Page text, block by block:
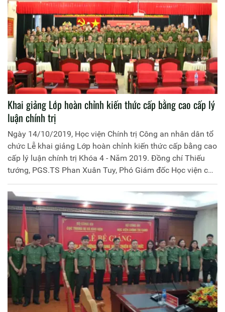
Khai giảng Lớp hoàn chỉnh kiến thức cấp bằng cao cấp lý
luận chính trị
Ngày 14/10/2019, Học viện Chính trị Công an nhân dân tổ
chức Lễ khai giảng Lớp hoàn chỉnh kiến thức cấp bằng cao
cấp lý luận chính trị Khóa 4 - Năm 2019. Đồng chí Thiếu
tướng, PGS.TS Phan Xuân Tuy, Phó Giám đốc Học viện chủ
trì buổi lễ.